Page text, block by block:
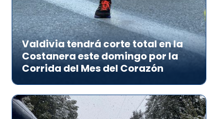
Valdivia tendrá corte total en la
Costanera este domingo por la
Corrida del Mes del Corazón